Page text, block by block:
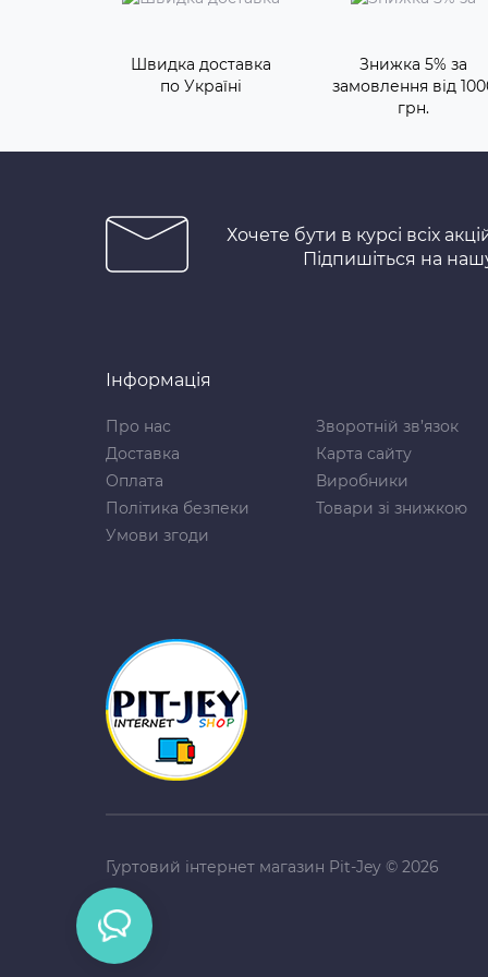
Швидка доставка
по Україні
Знижка 5% за
замовлення від
грн.
Хочете бути в курсі всіх
Підпишіться на
Інформація
Про нас
Доставка
Оплата
Політика безпеки
Умови згоди
Зворотній зв’язок
Карта сайту
Виробники
Товари зі знижкою
Гуртовий інтернет магазин Pit-Jey © 2026